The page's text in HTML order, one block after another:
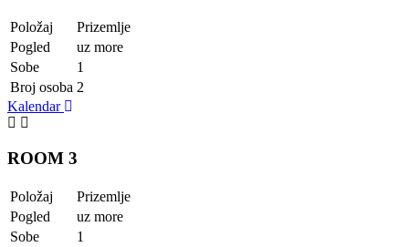
Položaj
Prizemlje
Pogled
uz more
Sobe
1
Broj osoba 2
Kalendar
ROOM 3
Položaj
Prizemlje
Pogled
uz more
Sobe
1